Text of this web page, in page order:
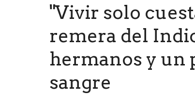
"Vivir solo
remera del
hermanos y un
sangre